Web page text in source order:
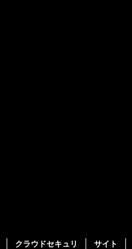
クラウドセキュリ サイト